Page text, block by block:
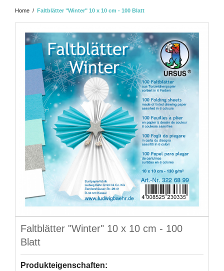
Home / Faltblätter "Winter" 10 x 10 cm - 100 Blatt
Faltblätter "Winter" 10 x 10 cm - 100
Blatt
Produkteigenschaften: